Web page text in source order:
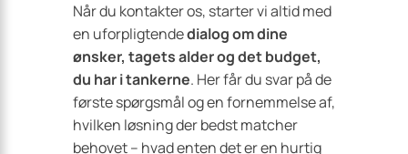
Når du kontakter os, starter vi altid med
en uforpligtendedialog om dine
ønsker, tagets alder og det budget,
du har i tankerne. Her får du svar på de
første spørgsmål og en fornemmelse af,
hvilken løsning der bedst matcher
behovet – hvad enten det er en hurtig